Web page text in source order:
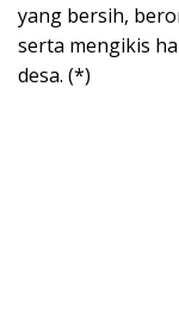
yang bersih,
serta mengikis
desa. (*)